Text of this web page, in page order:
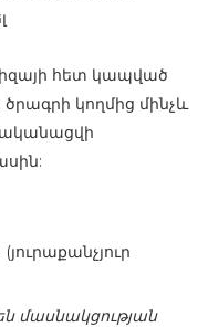
հետ կապված
կողմից մինչև
մասնակցության